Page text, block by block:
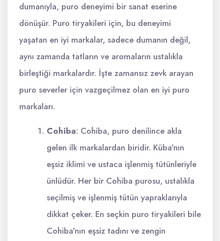
dumanıyla, puro deneyimi bir sanat eserine
dönüşür. Puro tiryakileri için, bu deneyimi
yaşatan en iyi markalar, sadece dumanın değil,
aynı zamanda tatların ve aromaların ustalıkla
birleştiği markalardır. İşte zamansız zevk arayan
puro severler için vazgeçilmez olan en iyi puro
markaları.
Cohiba: Cohiba, puro denilince akla
gelen ilk markalardan biridir. Küba'nın
eşsiz iklimi ve ustaca işlenmiş tütünleriyle
ünlüdür. Her bir Cohiba purosu, ustalıkla
seçilmiş ve işlenmiş tütün yapraklarıyla
dikkat çeker. En seçkin puro tiryakileri bile
Cohiba'nın eşsiz tadını ve zengin